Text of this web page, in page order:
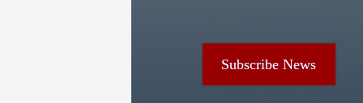
Subscribe News